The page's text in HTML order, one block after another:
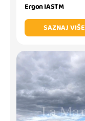
Ergon IASTM
SAZNAJ VIŠE